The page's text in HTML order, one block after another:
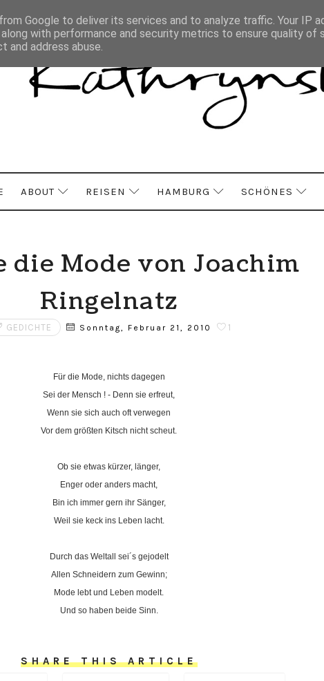
ABOUT REISEN HAMBURG SCHÖNES
die Mode von Joachim
Ringelnatz
GEDICHTE Sonntag, Februar 21, 2010 1
Für die Mode, nichts dagegen
Sei der Mensch ! - Denn sie erfreut,
Wenn sie sich auch oft verwegen
Vor dem größten Kitsch nicht scheut.
Ob sie etwas kürzer, länger,
Enger oder anders macht,
Bin ich immer gern ihr Sänger,
Weil sie keck ins Leben lacht.
Durch das Weltall sei´s gejodelt
Allen Schneidern zum Gewinn;
Mode lebt und Leben modelt.
Und so haben beide Sinn.
SHARE THIS ARTICLE
Google to deliver its services and to analyze traffic. Your IP
with performance and security metrics to ensure quality of
address abuse.